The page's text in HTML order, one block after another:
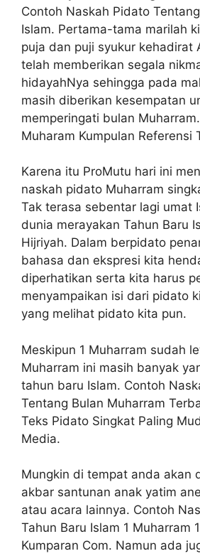
Contoh Naskah Pidato
Islam. Pertama-tama marilah
puja dan puji syukur kehadirat
telah memberikan segala
hidayahNya sehingga pada
masih diberikan kesempatan
memperingati bulan
Muharam Kumpulan Referensi
Karena itu ProMutu hari ini
naskah pidato Muharram
Tak terasa sebentar lagi umat
dunia merayakan Tahun Baru
Hijriyah. Dalam berpidato
bahasa dan ekspresi kita
diperhatikan serta kita harus
menyampaikan isi dari pidato
yang melihat pidato kita pun.
Meskipun 1 Muharram sudah
Muharram ini masih banyak
tahun baru Islam. Contoh
Tentang Bulan Muharram
Teks Pidato Singkat Paling
Media.
Mungkin di tempat anda akan
akbar santunan anak yatim
atau acara lainnya. Contoh
Tahun Baru Islam 1 Muharram
Kumparan Com. Namun ada